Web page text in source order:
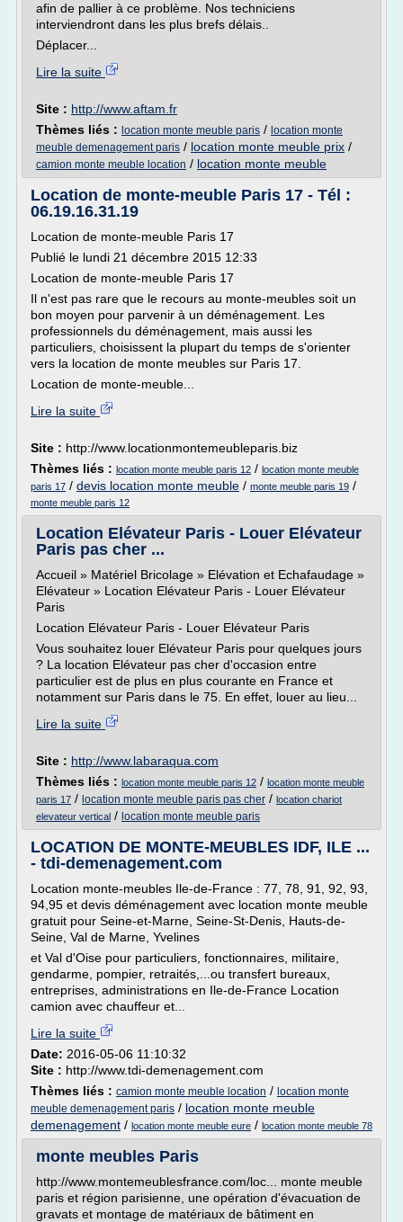
afin de pallier à ce problème. Nos techniciens
interviendront dans les plus brefs délais..
Déplacer...
Lire la suite
Site : http://www.aftam.fr
Thèmes liés : location monte meuble paris / location monte
meuble demenagement paris / location monte meuble prix /
camion monte meuble location / location monte meuble
Location de monte-meuble Paris 17 - Tél :
06.19.16.31.19
Location de monte-meuble Paris 17
Publié le lundi 21 décembre 2015 12:33
Location de monte-meuble Paris 17
Il n'est pas rare que le recours au monte-meubles soit un
bon moyen pour parvenir à un déménagement. Les
professionnels du déménagement, mais aussi les
particuliers, choisissent la plupart du temps de s'orienter
vers la location de monte meubles sur Paris 17.
Location de monte-meuble...
Lire la suite
Site : http://www.locationmontemeubleparis.biz
Thèmes liés : location monte meuble paris 12 / location monte meuble
paris 17 / devis location monte meuble / monte meuble paris 19 /
monte meuble paris 12
Location Elévateur Paris - Louer Elévateur
Paris pas cher ...
Accueil » Matériel Bricolage » Elévation et Echafaudage »
Elévateur » Location Elévateur Paris - Louer Elévateur
Paris
Location Elévateur Paris - Louer Elévateur Paris
Vous souhaitez louer Elévateur Paris pour quelques jours
? La location Elévateur pas cher d'occasion entre
particulier est de plus en plus courante en France et
notamment sur Paris dans le 75. En effet, louer au lieu...
Lire la suite
Site : http://www.labaraqua.com
Thèmes liés : location monte meuble paris 12 / location monte meuble
paris 17 / location monte meuble paris pas cher / location chariot
elevateur vertical / location monte meuble paris
LOCATION DE MONTE-MEUBLES IDF, ILE ...
- tdi-demenagement.com
Location monte-meubles Ile-de-France : 77, 78, 91, 92, 93,
94,95 et devis déménagement avec location monte meuble
gratuit pour Seine-et-Marne, Seine-St-Denis, Hauts-de-
Seine, Val de Marne, Yvelines
et Val d'Oise pour particuliers, fonctionnaires, militaire,
gendarme, pompier, retraités,...ou transfert bureaux,
entreprises, administrations en Ile-de-France Location
camion avec chauffeur et...
Lire la suite
Date: 2016-05-06 11:10:32
Site : http://www.tdi-demenagement.com
Thèmes liés : camion monte meuble location / location monte
meuble demenagement paris / location monte meuble
demenagement / location monte meuble eure / location monte meuble 78
monte meubles Paris
http://www.montemeublesfrance.com/loc... monte meuble
paris et région parisienne, une opération d'évacuation de
gravats et montage de matériaux de bâtiment en